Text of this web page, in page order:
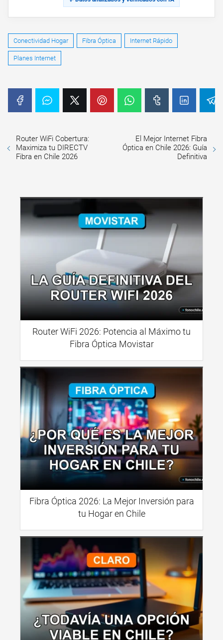
Conectividad Hogar Fibra Óptica Internet Rápido
Planes Internet
Router WiFi Cobertura:
Maximiza tu DIRECTV
Fibra en Chile 2026
El Mejor Internet Fibra
Óptica en Chile 2026: Guía
Definitiva
Router WiFi 2026: Potencia al Máximo tu
Fibra Óptica Movistar
Fibra Óptica 2026: La Mejor Inversión para
tu Hogar en Chile